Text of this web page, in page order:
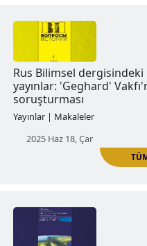
2025 Haz 10, Sal
Rus Bilimsel
soruşturması
Yayınlar | Makaleler